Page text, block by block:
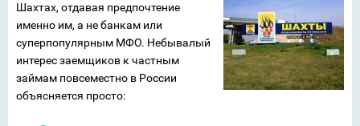
Шахтах, отдавая предпочтение
именно им, а не банкам или
суперпопулярным МФО. Небывалый
интерес заемщиков к частным
займам повсеместно в России
объясняется просто: